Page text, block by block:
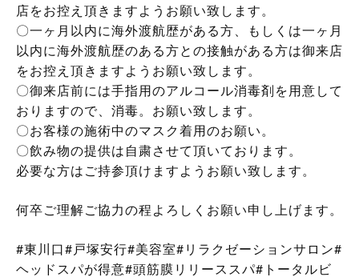
店をお控え頂きますようお願い致します。
〇一ヶ月以内に海外渡航歴がある方、もしくは一ヶ月
以内に海外渡航歴のある方との接触がある方は御来店
をお控え頂きますようお願い致します。
〇御来店前には手指用のアルコール消毒剤を用意して
おりますので、消毒。お願い致します。
〇お客様の施術中のマスク着用のお願い。
〇飲み物の提供は自粛させて頂いております。
必要な方はご持参頂けますようお願い致します。
何卒ご理解ご協力の程よろしくお願い申し上げます。
#東川口#戸塚安行#美容室#リラクゼーションサロン#
ヘッドスパが得意#頭筋膜リリーススパ#トータルビ